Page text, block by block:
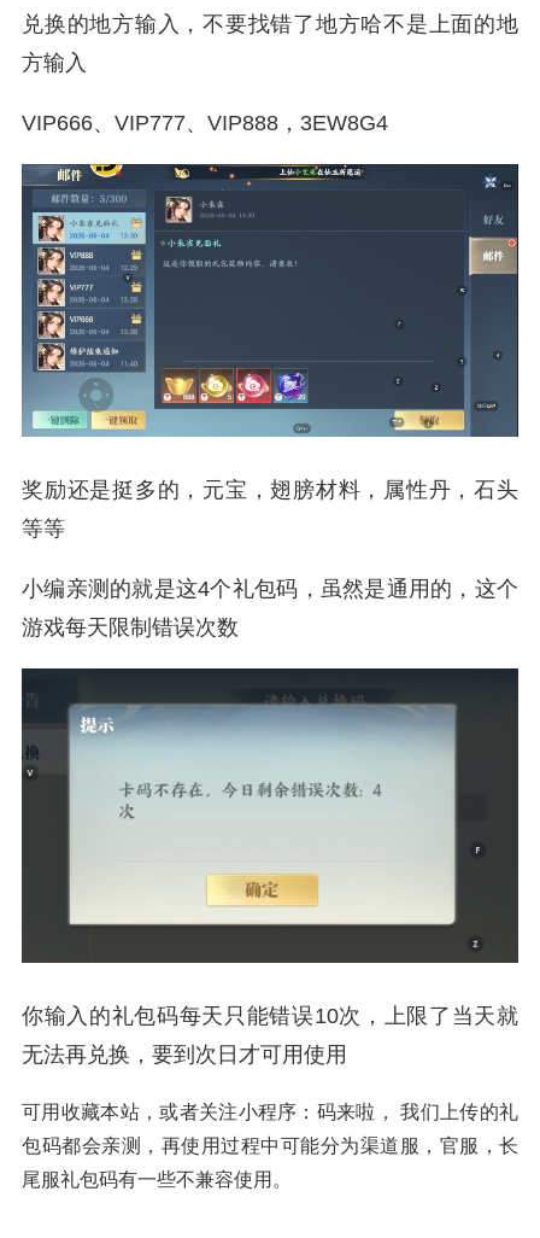
兑换的地方输入，不要找错了地方哈不是上面的地
方输入
VIP666、VIP777、VIP888，3EW8G4
奖励还是挺多的，元宝，翅膀材料，属性丹，石头
等等
小编亲测的就是这4个礼包码，虽然是通用的，这个
游戏每天限制错误次数
你输入的礼包码每天只能错误10次，上限了当天就
无法再兑换，要到次日才可用使用
可用收藏本站，或者关注小程序：码来啦， 我们上传的礼
包码都会亲测，再使用过程中可能分为渠道服，官服，长
尾服礼包码有一些不兼容使用。